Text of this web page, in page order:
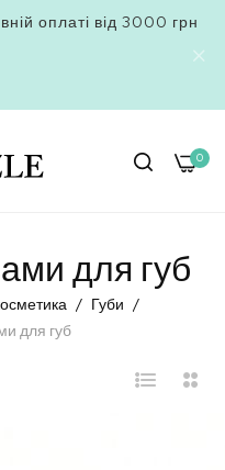
до -40% в розділі SALE
0
для губ
Губи
для губ